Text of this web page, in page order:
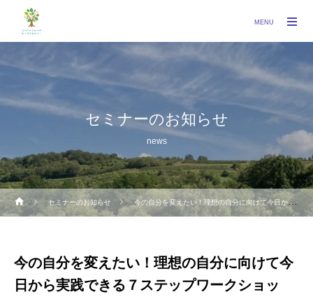
セミナーのお知らせ
news
セミナーのお知らせ 今の自分を変えたい！理想の自分に向けて今日から実践できる７ステップワークショップ 2022年5月
今の自分を変えたい！理想の自分に向けて今
日から実践できる７ステップワークショッ
MENU